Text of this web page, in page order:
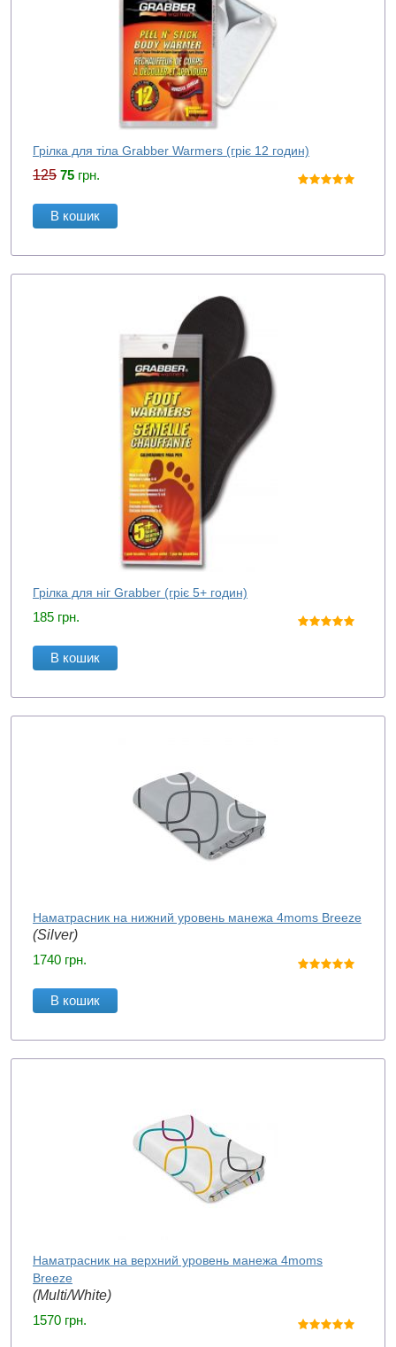
Грілка для тіла Grabber Warmers (гріє 12 годин)
125 75 грн.
В кошик
Грілка для ніг Grabber (гріє 5+ годин)
185 грн.
В кошик
Наматрасник на нижний уровень манежа 4moms Breeze
(Silver)
1740 грн.
В кошик
Наматрасник на верхний уровень манежа 4moms
Breeze
(Multi/White)
1570 грн.